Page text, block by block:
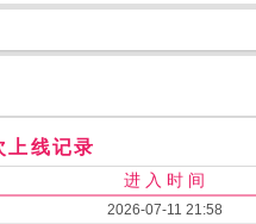
上线记录
进 入 时 间
2026-07-11 21:58